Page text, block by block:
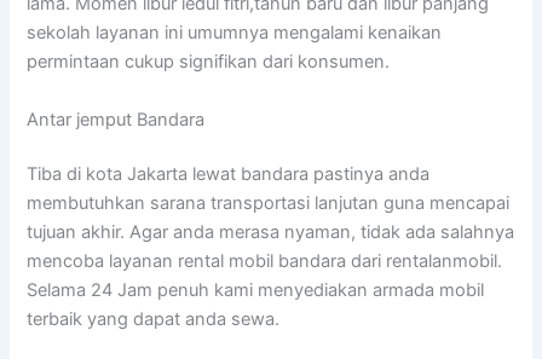
sekolah layanan ini umumnya mengalami kenaikan
permintaan cukup signifikan dari konsumen.
Antar jemput Bandara
Tiba di kota Jakarta lewat bandara pastinya anda
membutuhkan sarana transportasi lanjutan guna mencapai
tujuan akhir. Agar anda merasa nyaman, tidak ada salahnya
mencoba layanan rental mobil bandara dari rentalanmobil.
Selama 24 Jam penuh kami menyediakan armada mobil
terbaik yang dapat anda sewa.